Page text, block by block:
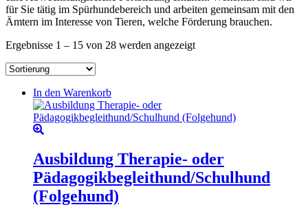
für Sie tätig im Spürhundebereich und arbeiten gemeinsam mit den
Ämtern im Interesse von Tieren, welche Förderung brauchen.
Ergebnisse 1 – 15 von 28 werden angezeigt
In den Warenkorb
Ausbildung Therapie- oder
Pädagogikbegleithund/Schulhund
(Folgehund)